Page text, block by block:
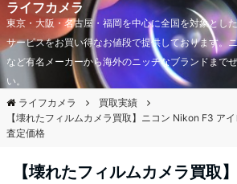
ライフカメラ
東京・大阪・名古屋・福岡を中心に全国を対象とし
サービスをお買い得なお値段で提供しております。
など有名メーカーから海外のニッチなブランドまで
い。
ライフカメラ
買取実績
【壊れたフィルムカメラ買取】ニコン Nikon F3 ア
査定価格
【壊れたフィルムカメラ買取